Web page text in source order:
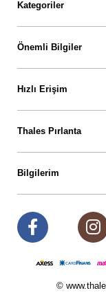
Kategoriler
Önemli Bilgiler
Hızlı Erişim
Thales Pırlanta
Bilgilerim
©